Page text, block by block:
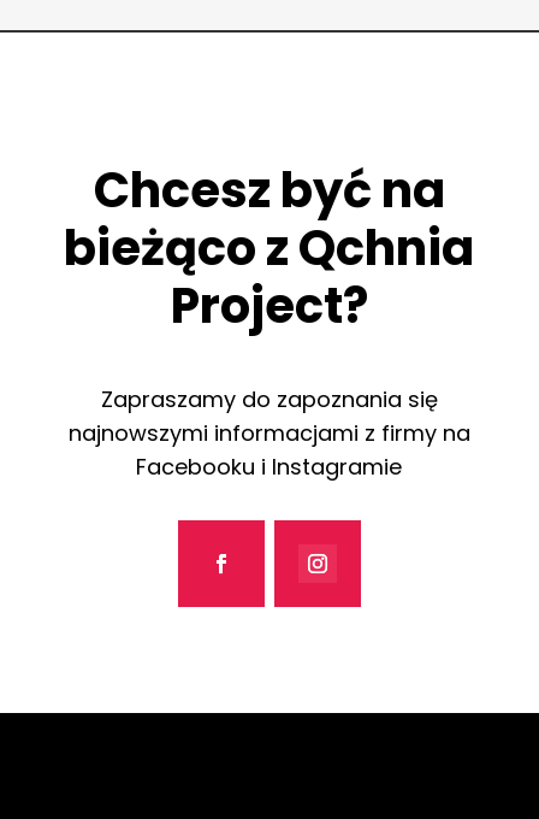
Chcesz być na
bieżąco z Qchnia
Project?
Zapraszamy do zapoznania się
najnowszymi informacjami z firmy na
Facebooku i Instagramie